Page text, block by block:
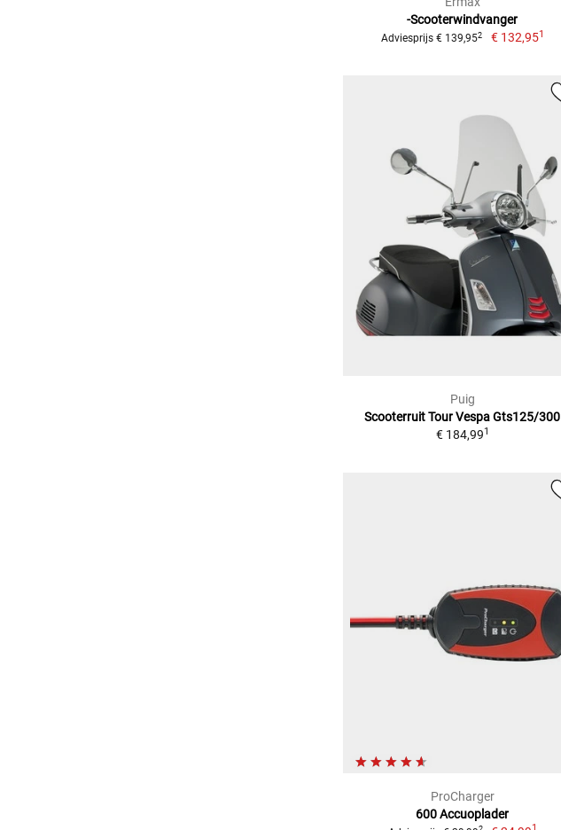
-Scooterwindvanger
Adviesprijs € 139,952 € 132,951
Puig
Scooterruit Tour Vespa Gts125/300
€ 184,991
ProCharger
600 Accuoplader